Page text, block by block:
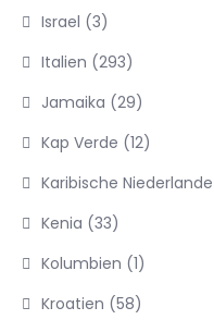
Israel (3)
Italien (293)
Jamaika (29)
Kap Verde (12)
Karibische Niederlande
Kenia (33)
Kolumbien (1)
Kroatien (58)